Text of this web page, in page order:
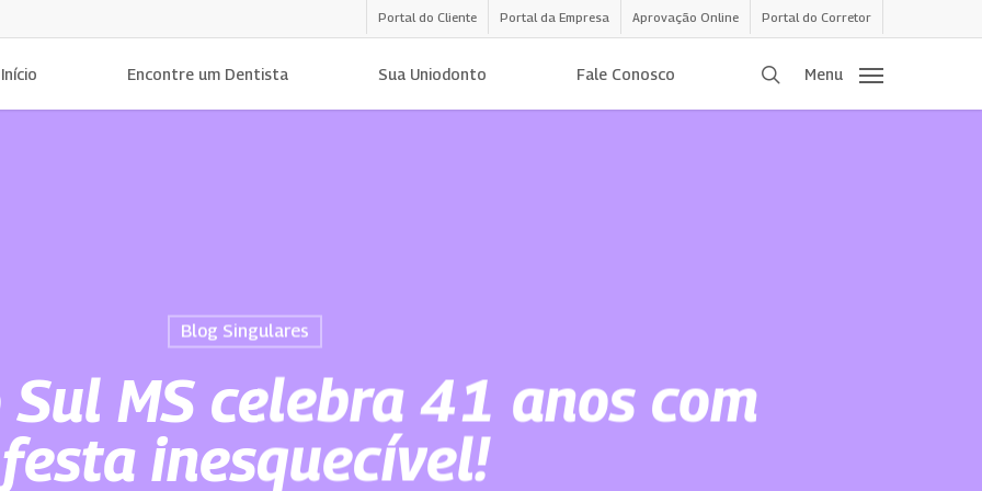
Portal do Cliente Portal da Empresa Aprovação Online Portal do Corretor
Início Encontre um Dentista Sua Uniodonto Fale Conosco procurar
Menu
Blog Singulares
MS celebra 41 anos com
festa inesquecível!